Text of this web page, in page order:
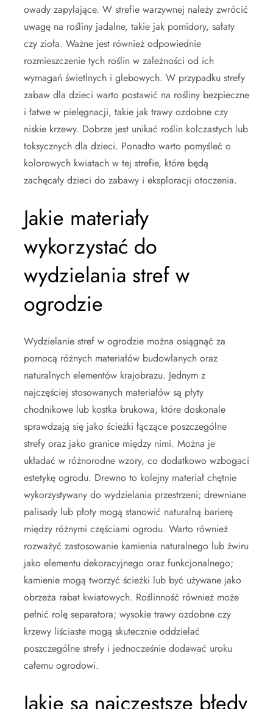
owady zapylające. W strefie warzywnej należy zwrócić
uwagę na rośliny jadalne, takie jak pomidory, sałaty
czy zioła. Ważne jest również odpowiednie
rozmieszczenie tych roślin w zależności od ich
wymagań świetlnych i glebowych. W przypadku strefy
zabaw dla dzieci warto postawić na rośliny bezpieczne
i łatwe w pielęgnacji, takie jak trawy ozdobne czy
niskie krzewy. Dobrze jest unikać roślin kolczastych lub
toksycznych dla dzieci. Ponadto warto pomyśleć o
kolorowych kwiatach w tej strefie, które będą
zachęcały dzieci do zabawy i eksploracji otoczenia.
Jakie materiały
wykorzystać do
wydzielania stref w
ogrodzie
Wydzielanie stref w ogrodzie można osiągnąć za
pomocą różnych materiałów budowlanych oraz
naturalnych elementów krajobrazu. Jednym z
najczęściej stosowanych materiałów są płyty
chodnikowe lub kostka brukowa, które doskonale
sprawdzają się jako ścieżki łączące poszczególne
strefy oraz jako granice między nimi. Można je
układać w różnorodne wzory, co dodatkowo wzbogaci
estetykę ogrodu. Drewno to kolejny materiał chętnie
wykorzystywany do wydzielania przestrzeni; drewniane
palisady lub płoty mogą stanowić naturalną barierę
między różnymi częściami ogrodu. Warto również
rozważyć zastosowanie kamienia naturalnego lub żwiru
jako elementu dekoracyjnego oraz funkcjonalnego;
kamienie mogą tworzyć ścieżki lub być używane jako
obrzeża rabat kwiatowych. Roślinność również może
pełnić rolę separatora; wysokie trawy ozdobne czy
krzewy liściaste mogą skutecznie oddzielać
poszczególne strefy i jednocześnie dodawać uroku
całemu ogrodowi.